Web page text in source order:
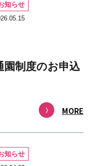
知らせ
制度のお申込
MORE
知らせ